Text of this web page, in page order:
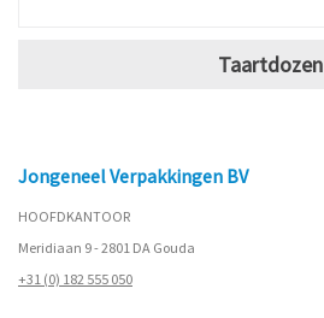
Taartdozen
Jongeneel Verpakkingen BV
HOOFDKANTOOR
Meridiaan 9 - 2801 DA Gouda
+31 (0) 182 555 050